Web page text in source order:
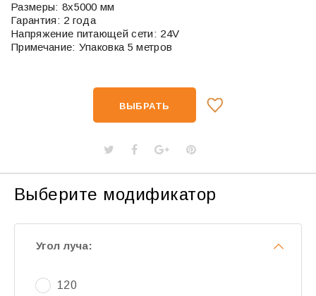
Размеры: 8х5000 мм
Гарантия: 2 года
Напряжение питающей сети: 24V
Примечание: Упаковка 5 метров
ВЫБРАТЬ
Выберите модификатор
Угол луча:
120